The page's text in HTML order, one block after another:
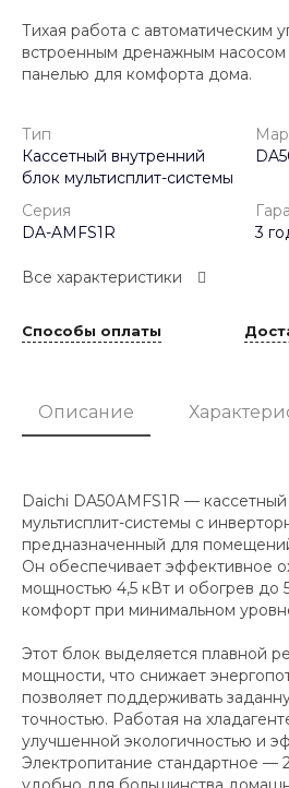
Тихая работа с автоматическим
встроенным дренажным насосом
панелью для комфорта дома.
Тип
Кассетный внутренний
блок мультисплит-системы
Серия
DA-AMFS1R
3
Все характеристики
Способы оплаты
Описание
Daichi DA50AMFS1R —
мультисплит-системы с
предназначенный для
Он обеспечивает эффективное
мощностью 4,5 кВт и обогрев до
комфорт при минимальном
Этот блок выделяется плавной
мощности, что снижает
позволяет поддерживать
точностью. Работая на
улучшенной экологичностью и
Электропитание стандартное —